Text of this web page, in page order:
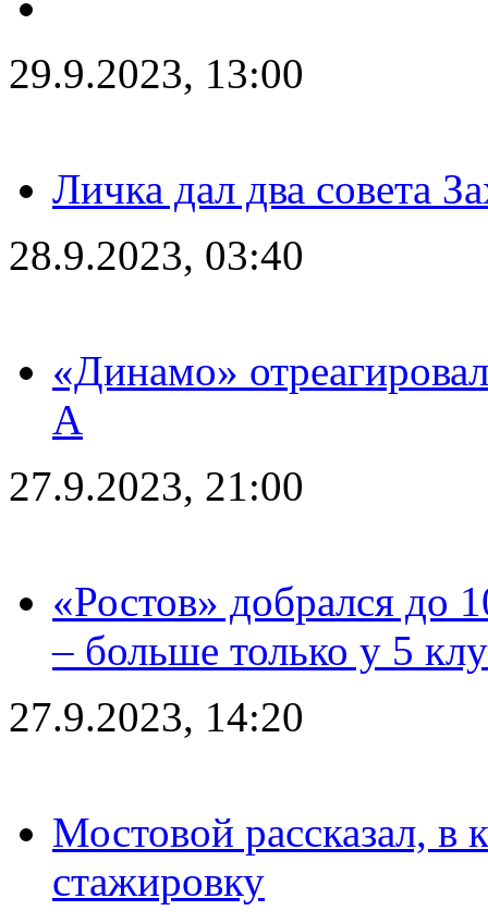
29.9.2023, 13:00
Личка дал два совета
28.9.2023, 03:40
«Динамо»
А
27.9.2023, 21:00
«Ростов» добрался до
– больше только у 5
27.9.2023, 14:20
Мостовой рассказал, в
стажировку